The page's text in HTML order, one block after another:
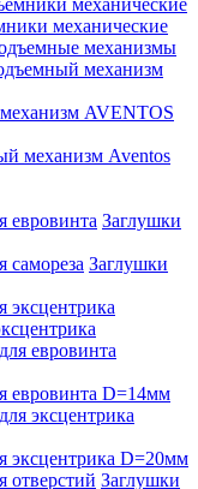
механические
механизмы
механизм
AVENTOS
механизм Aventos
Заглушки
Заглушки
евровинта D=14мм
эксцентрика D=20мм
Заглушки